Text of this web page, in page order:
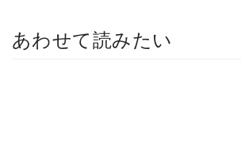
あわせて読みたい